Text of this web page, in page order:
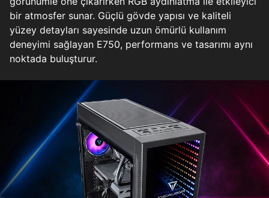
bir atmosfer sunar. Güçlü gövde yapısı ve kaliteli
yüzey detayları sayesinde uzun ömürlü kullanım
deneyimi sağlayan E750, performans ve tasarımı aynı
noktada buluşturur.